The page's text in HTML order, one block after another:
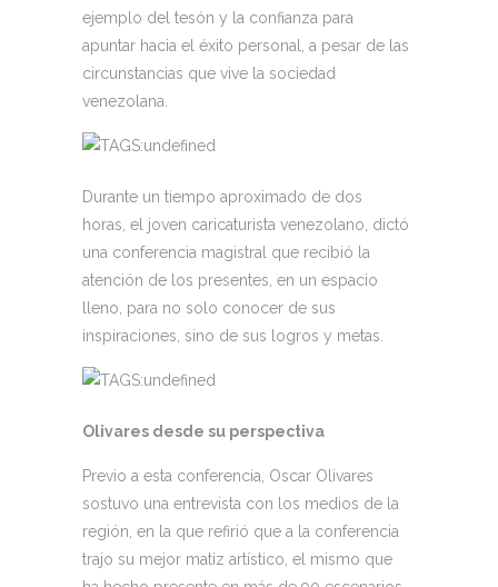
ejemplo del tesón y la confianza para
apuntar hacia el éxito personal, a pesar de las
circunstancias que vive la sociedad
venezolana.
Durante un tiempo aproximado de dos
horas, el joven caricaturista venezolano, dictó
una conferencia magistral que recibió la
atención de los presentes, en un espacio
lleno, para no solo conocer de sus
inspiraciones, sino de sus logros y metas.
Olivares desde su perspectiva
Previo a esta conferencia, Oscar Olivares
sostuvo una entrevista con los medios de la
región, en la que refirió que a la conferencia
trajo su mejor matiz artístico, el mismo que